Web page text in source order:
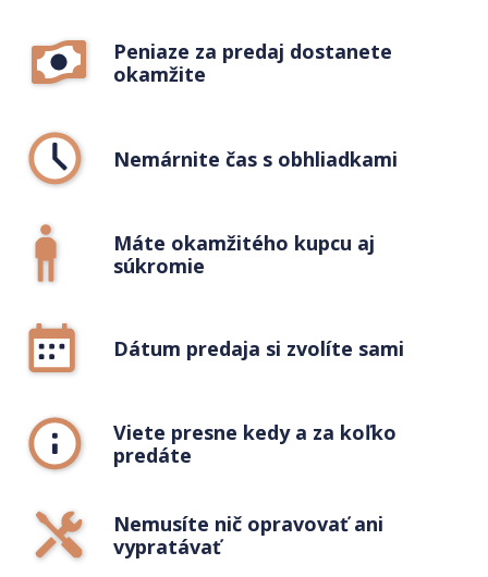
Peniaze za predaj dostanete
okamžite
Nemárnite čas s obhliadkami
Máte okamžitého kupcu aj
súkromie
Dátum predaja si zvolíte sami
Viete presne kedy a za koľko
predáte
Nemusíte nič opravovať ani
vypratávať